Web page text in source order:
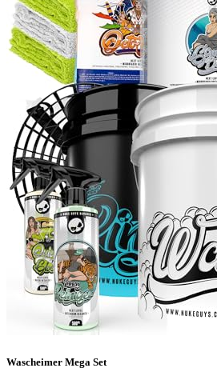
Wascheimer Mega Set